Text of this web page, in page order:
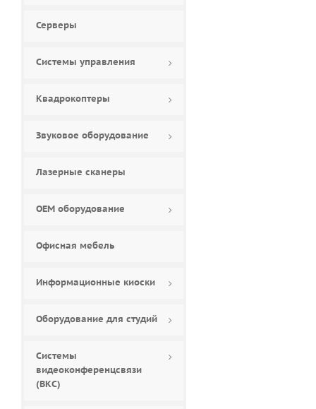
Серверы
Системы управления
Квадрокоптеры
Звуковое оборудование
Лазерные сканеры
ОЕМ оборудование
Офисная мебель
Информационные киоски
Оборудование для студий
Системы
видеоконференцсвязи
(ВКС)